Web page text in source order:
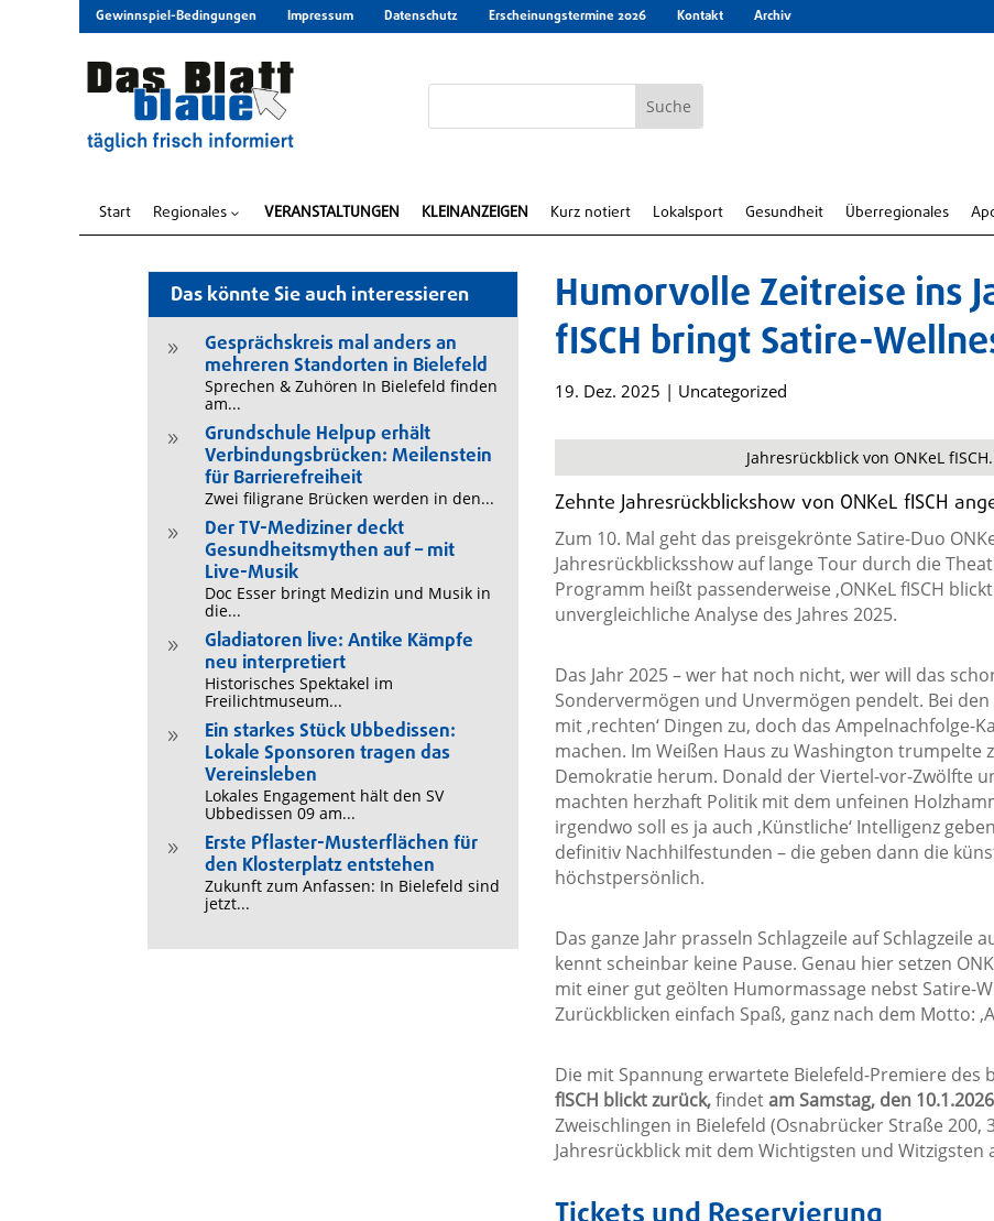
Gewinnspiel-Bedingungen Impressum Datenschutz Erscheinungstermine 2026 Kontakt Archiv
Start Regionales 3 VERANSTALTUNGEN KLEINANZEIGEN Kurz notiert Lokalsport Gesundheit Überregionales
Das könnte Sie auch interessieren
9
Gesprächskreis mal anders an
mehreren Standorten in Bielefeld
Sprechen & Zuhören In Bielefeld finden
am...
9
Grundschule Helpup erhält
Verbindungsbrücken: Meilenstein
für Barrierefreiheit
Zwei filigrane Brücken werden in den...
9
Der TV-Mediziner deckt
Gesundheitsmythen auf – mit
Live-Musik
Doc Esser bringt Medizin und Musik in
die...
9
Gladiatoren live: Antike Kämpfe
neu interpretiert
Historisches Spektakel im
Freilichtmuseum...
9
Ein starkes Stück Ubbedissen:
Lokale Sponsoren tragen das
Vereinsleben
Lokales Engagement hält den SV
Ubbedissen 09 am...
9
Erste Pflaster-Musterflächen für
den Klosterplatz entstehen
Zukunft zum Anfassen: In Bielefeld sind
jetzt...
Humorvolle Zeitreise ins
fISCH bringt Satire-
19. Dez. 2025 | Uncategorized
Jahresrückblick von ONKeL
Zehnte Jahresrückblickshow von ONKeL fISCH
Zum 10. Mal geht das preisgekrönte Satire-Duo
Jahresrückblicksshow auf lange Tour durch die
Programm heißt passenderweise ‚ONKeL fISCH
unvergleichliche Analyse des Jahres 2025.
Das Jahr 2025 – wer hat noch nicht, wer will das
Sondervermögen und Unvermögen pendelt. Bei
mit ‚rechten‘ Dingen zu, doch das Ampelnachfolge-
machen. Im Weißen Haus zu Washington trumpelte
Demokratie herum. Donald der Viertel-vor-Zwölfte
machten herzhaft Politik mit dem unfeinen
irgendwo soll es ja auch ‚Künstliche‘ Intelligenz
definitiv Nachhilfestunden – die geben dann die
höchstpersönlich.
Das ganze Jahr prasseln Schlagzeile auf
kennt scheinbar keine Pause. Genau hier setzen
mit einer gut geölten Humormassage nebst Satire-
Zurückblicken einfach Spaß, ganz nach dem Motto:
Die mit Spannung erwartete Bielefeld-Premiere des
fISCH blickt zurück‚findetamSamstag, den 10.1.2026
Zweischlingen in Bielefeld (Osnabrücker Straße 200,
Jahresrückblick mit dem Wichtigsten und Witzigsten